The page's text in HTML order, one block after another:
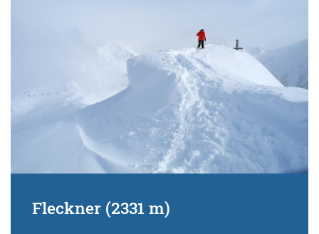
Fleckner (2331 m)